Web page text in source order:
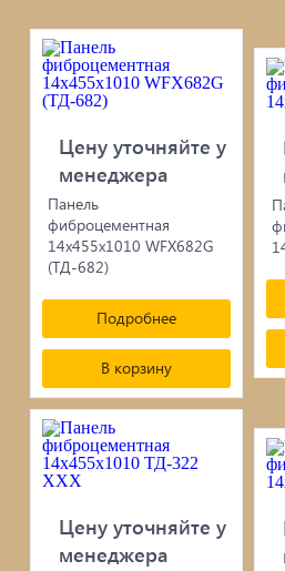
черепица...
Элементы ковки
Электро-бензо инструменты
Ручной инструмент
ПрофКрепеж
Пропитки для дерева
Печи для бани, отопления,
Брусчатка/Тротуарная плитка
Цену уточняйте у
менеджера
Панель
фиброцементная
14х455х1010 WFX682G
(ТД-682)
Подробнее
В корзину
Цену уточняйте у
менеджера